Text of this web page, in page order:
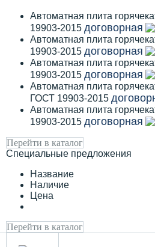
Автоматная плита
19903-2015 договорная
Автоматная плита
19903-2015 договорная
Автоматная плита
19903-2015 договорная
Автоматная плита
ГОСТ 19903-2015
Автоматная плита
19903-2015 договорная
Перейти в каталог
Специальные предложения
Название
Наличие
Цена
Перейти в каталог